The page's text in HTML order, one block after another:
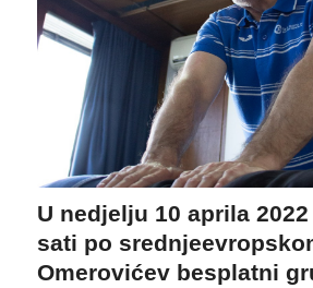
U nedjelju 10 aprila
sati po
Omerovićev besplatni